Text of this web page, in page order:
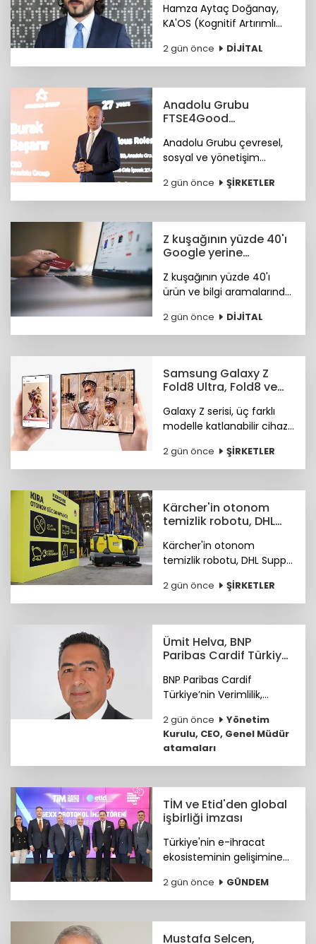
Hamza Aytaç Doğanay,
KA'OS (Kognitif Artırımlı
siber güvenlik yazılımları
konusunda iddialı.
2 gün önce DİJİTAL
Anadolu Grubu
FTSE4Good
Anadolu Grubu çevresel,
sosyal ve yönetişim
yaklaşımı ile FTSE4Good
Endeksi’nde.
2 gün önce ŞİRKETLER
Z kuşağının yüzde 40'ı
Google yerine
yapıyor
Z kuşağının yüzde 40'ı
ürün ve bilgi aramalarında
Araştırma ayrıca
Instagram ve TikTok'un
önde olduğunu öne
çıkardı.
2 gün önce DİJİTAL
Samsung Galaxy Z
Fold8 Ultra, Fold8 ve
marketlerde
Galaxy Z serisi, üç farklı
modelle katlanabilir cihaz
sayfa açıyor.
2 gün önce ŞİRKETLER
Kärcher'in otonom
temizlik robotu, DHL
Kärcher'in otonom
temizlik robotu, DHL Supply
göreve başladı.
2 gün önce ŞİRKETLER
Ümit Helva, BNP
Paribas Cardif Türkiye
BNP Paribas Cardif
Türkiye’nin Verimlilik,
Operasyondan Sorumlu
Genel Müdür Yardımcılığı
görevine Ümit Helva
atandı.
2 gün önce
Yönetim
Kurulu, CEO, Genel Müdür
atamaları
TİM ve Etid'den global
işbirliği imzası
Türkiye'nin e-ihracat
ekosisteminin gelişimine
ihracatçıların küresel
pazarlardaki rekabet
ETİD ile TİM arasında iş
2 gün önce GÜNDEM
Mustafa Selcen,